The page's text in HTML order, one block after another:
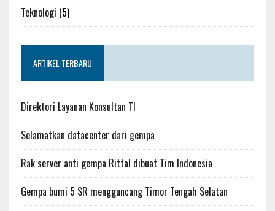
Teknologi (5)
ARTIKEL TERBARU
Direktori Layanan Konsultan TI
Selamatkan datacenter dari gempa
Rak server anti gempa Rittal dibuat Tim Indonesia
Gempa bumi 5 SR mengguncang Timor Tengah Selatan